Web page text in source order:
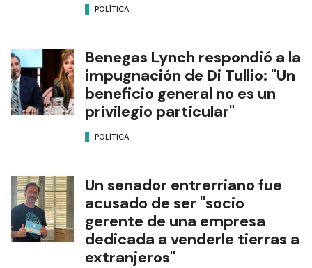
POLÍTICA
Benegas Lynch respondió a la
impugnación de Di Tullio: "Un
beneficio general no es un
privilegio particular"
POLÍTICA
Un senador entrerriano fue
acusado de ser "socio
gerente de una empresa
dedicada a venderle tierras a
extranjeros"